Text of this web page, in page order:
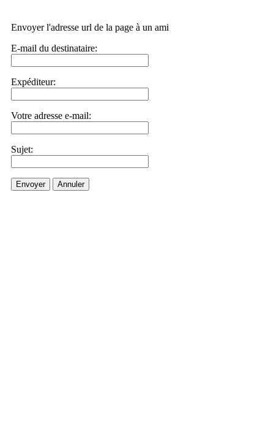
Envoyer l'adresse url de la page à un ami
E-mail du destinataire:
Expéditeur:
Votre adresse e-mail:
Sujet:
Envoyer Annuler